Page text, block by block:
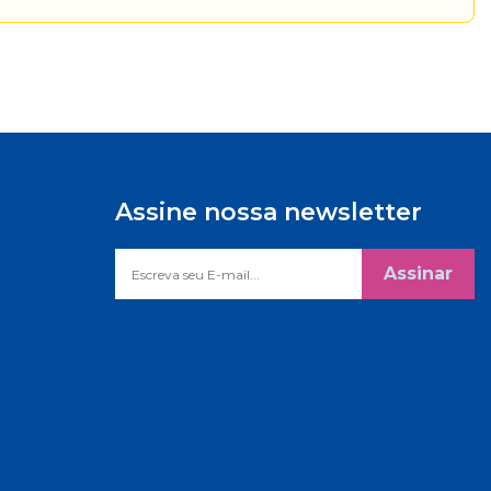
Assine nossa newsletter
Assinar